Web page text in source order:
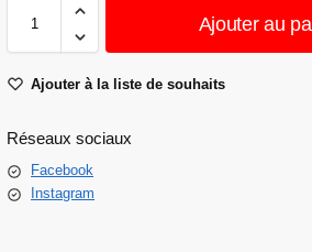
Ajouter au
Ajouter à la liste de souhaits
Réseaux sociaux
Facebook
Instagram